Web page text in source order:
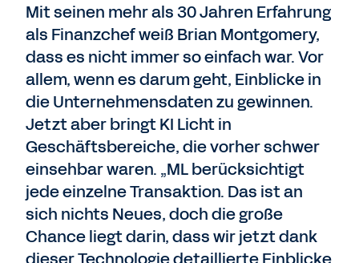
Mit seinen mehr als 30 Jahren Erfahrung
als Finanzchef weiß Brian Montgomery,
dass es nicht immer so einfach war. Vor
allem, wenn es darum geht, Einblicke in
die Unternehmensdaten zu gewinnen.
Jetzt aber bringt KI Licht in
Geschäftsbereiche, die vorher schwer
einsehbar waren. „ML berücksichtigt
jede einzelne Transaktion. Das ist an
sich nichts Neues, doch die große
Chance liegt darin, dass wir jetzt dank